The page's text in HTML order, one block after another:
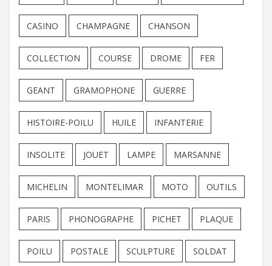
CASINO CHAMPAGNE CHANSON
COLLECTION COURSE DROME FER
GEANT GRAMOPHONE GUERRE
HISTOIRE-POILU HUILE INFANTERIE
INSOLITE JOUET LAMPE MARSANNE
MICHELIN MONTELIMAR MOTO OUTILS
PARIS PHONOGRAPHE PICHET PLAQUE
POILU POSTALE SCULPTURE SOLDAT